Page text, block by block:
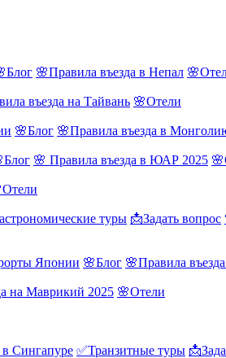
🌸Правила въезда в Непал
въезда на Тайвань 🌸Отели
🌸Блог 🌸Правила въезда в
🌸 Правила въезда в ЮАР 2025
туры 📩Задать вопрос
Японии 🌸Блог 🌸Правила
на Маврикий 2025 🌸Отели
Сингапуре ✅Транзитные туры